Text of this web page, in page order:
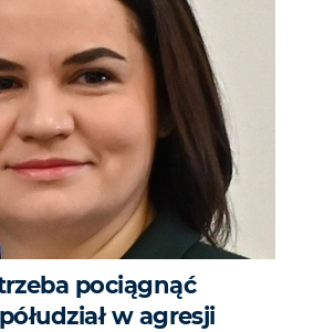
pociągnąć
w agresji